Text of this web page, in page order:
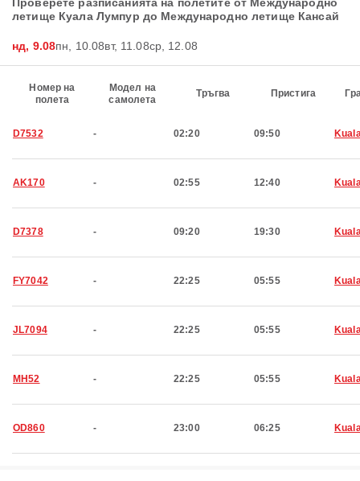
летище Куала Лумпур до Международно летище Кансай
нд, 9.08пн, 10.08вт, 11.08ср, 12.08
Номер на
полета
Модел на
самолета
Тръгва Пристига
D7532 - 02:20 09:50
AK170 - 02:55 12:40
D7378 - 09:20 19:30
FY7042 - 22:25 05:55
JL7094 - 22:25 05:55
MH52 - 22:25 05:55
OD860 - 23:00 06:25